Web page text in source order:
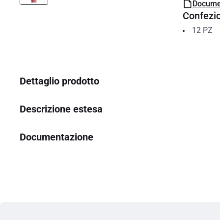
12 PZ
Dettaglio prodotto
Descrizione estesa
Documentazione